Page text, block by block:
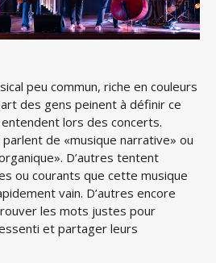
peu commun, riche en couleurs
des gens peinent à définir ce
entendent lors des concerts.
de «musique narrative» ou
D’autres tentent
ou courants que cette musique
vain. D’autres encore
les mots justes pour
et partager leurs